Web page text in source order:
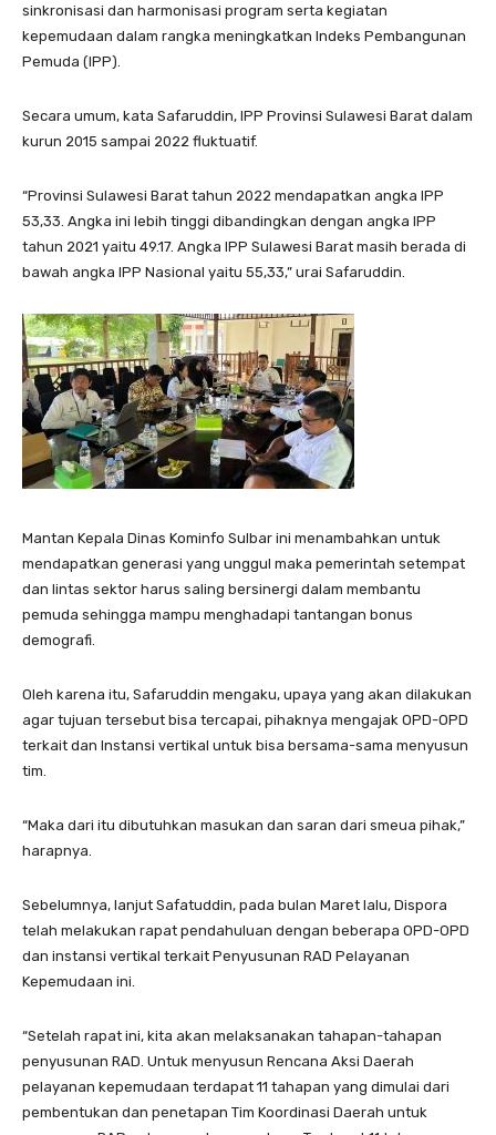
sinkronisasi dan harmonisasi program serta kegiatan
kepemudaan dalam rangka meningkatkan Indeks Pembangunan
Pemuda (IPP).
Secara umum, kata Safaruddin, IPP Provinsi Sulawesi Barat dalam
kurun 2015 sampai 2022 fluktuatif.
“Provinsi Sulawesi Barat tahun 2022 mendapatkan angka IPP
53,33. Angka ini lebih tinggi dibandingkan dengan angka IPP
tahun 2021 yaitu 49.17. Angka IPP Sulawesi Barat masih berada di
bawah angka IPP Nasional yaitu 55,33,” urai Safaruddin.
Mantan Kepala Dinas Kominfo Sulbar ini menambahkan untuk
mendapatkan generasi yang unggul maka pemerintah setempat
dan lintas sektor harus saling bersinergi dalam membantu
pemuda sehingga mampu menghadapi tantangan bonus
demografi.
Oleh karena itu, Safaruddin mengaku, upaya yang akan dilakukan
agar tujuan tersebut bisa tercapai, pihaknya mengajak OPD-OPD
terkait dan Instansi vertikal untuk bisa bersama-sama menyusun
tim.
“Maka dari itu dibutuhkan masukan dan saran dari smeua pihak,”
harapnya.
Sebelumnya, lanjut Safatuddin, pada bulan Maret lalu, Dispora
telah melakukan rapat pendahuluan dengan beberapa OPD-OPD
dan instansi vertikal terkait Penyusunan RAD Pelayanan
Kepemudaan ini.
“Setelah rapat ini, kita akan melaksanakan tahapan-tahapan
penyusunan RAD. Untuk menyusun Rencana Aksi Daerah
pelayanan kepemudaan terdapat 11 tahapan yang dimulai dari
pembentukan dan penetapan Tim Koordinasi Daerah untuk